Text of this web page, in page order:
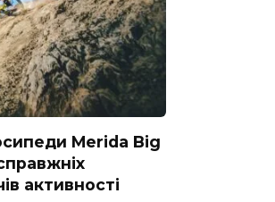
Merida Big
активності